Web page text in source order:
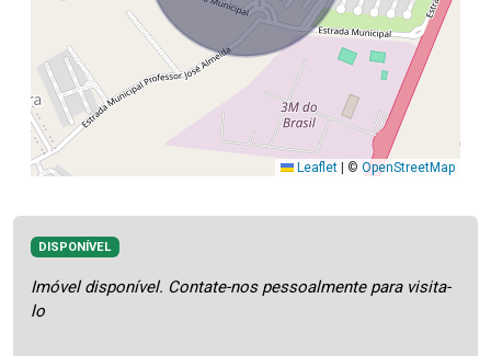
Leaflet © OpenStreetMap
DISPONÍVEL
Imóvel disponível. Contate-nos pessoalmente para visita-
lo